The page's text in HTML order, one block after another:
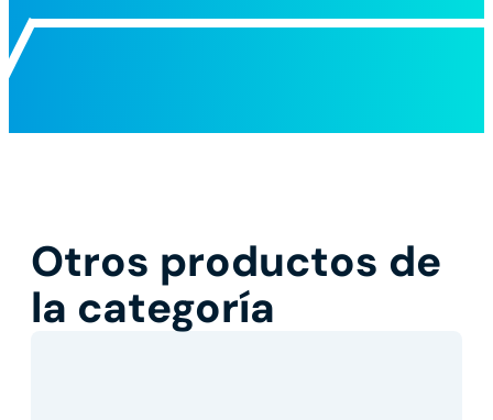
Otros productos de
la categoría